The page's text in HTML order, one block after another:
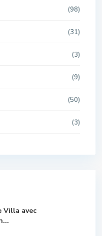
(98)
(31)
(3)
(9)
(50)
(3)
Villa avec